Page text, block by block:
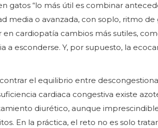
gatos “lo más útil es combinar
media o avanzada, con soplo, ritmo
cardiopatía cambios más sutiles,
esconderse. Y, por supuesto, la
el equilibrio entre
cardiaca congestiva existe
diurético, aunque
En la práctica, el reto no es solo